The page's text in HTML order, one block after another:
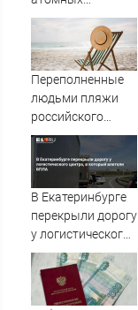
подлодок
«окружает»
Россию и Китай:
это инструмент
массированного
Переполненные
людьми пляжи
российского
курортного
города сняли на
видео
В Екатеринбурге
перекрыли дорогу
у логистического
центра, в который
влетели БПЛА